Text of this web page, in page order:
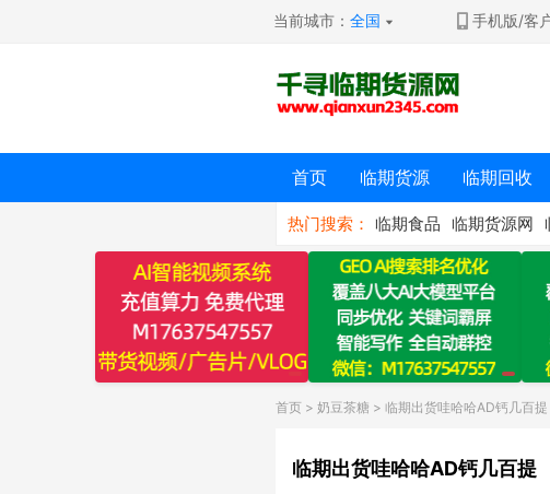
当前城市：全国 手机版/客
首页 临期货源 临期回收
热门搜索： 临期食品 临期货源网
首页 > 奶豆茶糖 > 临期出货哇哈哈AD钙几百提
临期出货哇哈哈AD钙几百提